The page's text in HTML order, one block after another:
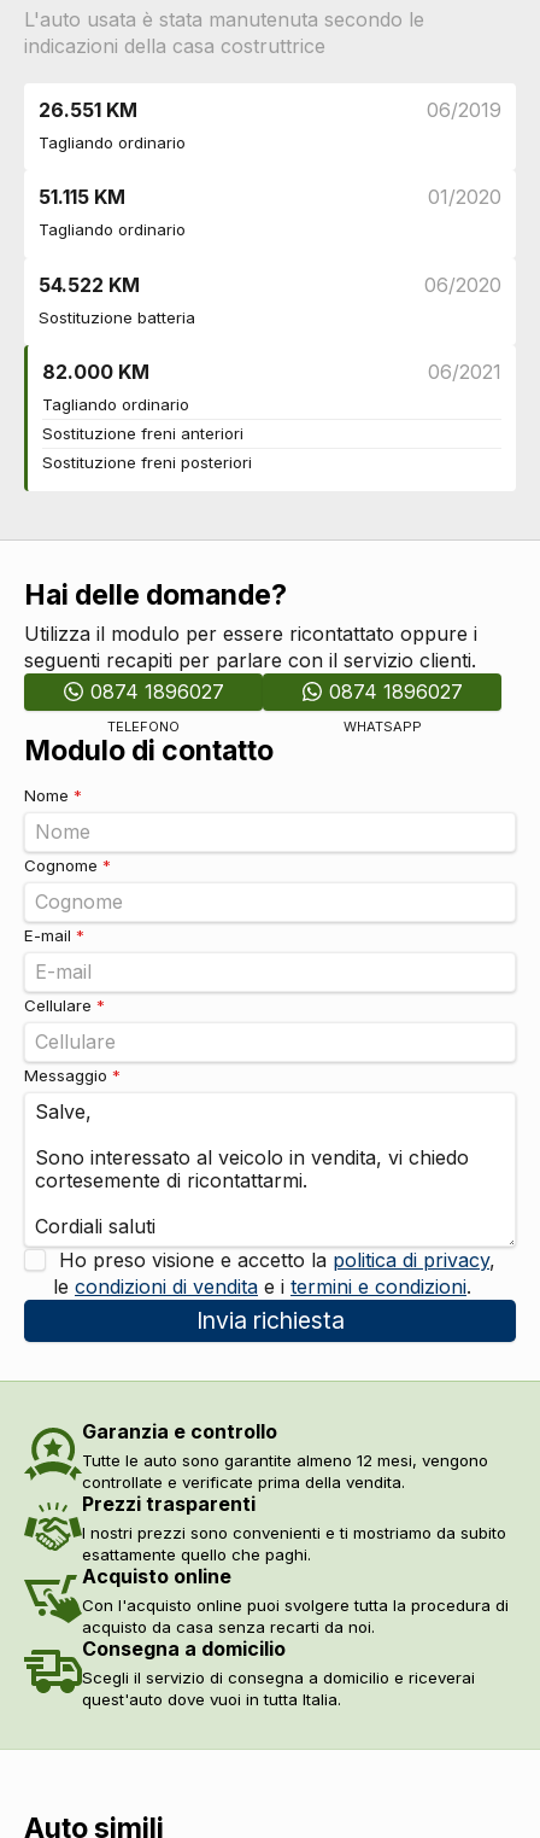
Specchietti retrovisori elettrici
Fari
Fari automatici
DI SERIE
Fari alogeni
Interni
Sicurezza
Abs
DI SERIE
DI SERIE
Controllo della stabilità
Indicatore pressione pneumatici
Retrovisore interno anabbagliante
Sistema di frenata anti collisione
Assistente per partenze in salita
Fissaggi isofix
Freni a disco autoventilanti
DI SERIE
Airbag ginocchia
DI SERIE
Airbag disinseribile
DI SERIE
Cinture di sicurezza
Riconoscimento segnali stradali
Freno a mano elettrico
Sistemi di assistenza
Telecamera posteriore
Sensore pioggia
Vetri
L'auto usata è stata manutenuta secondo le
indicazioni della casa costruttrice
26.551 KM 06/2019
Tagliando ordinario
51.115 KM 01/2020
Tagliando ordinario
54.522 KM 06/2020
Sostituzione batteria
82.000 KM 06/2021
Tagliando ordinario
Sostituzione freni anteriori
Sostituzione freni posteriori
Hai delle domande?
Utilizza il modulo per essere ricontattato oppure i
seguenti recapiti per parlare con il servizio clienti.
0874 1896027
TELEFONO
0874 1896027
WHATSAPP
Modulo di contatto
Nome *
Cognome *
E-mail *
Cellulare *
Messaggio *
Ho preso visione e accetto la politica di privacy,
le condizioni di vendita e i termini e condizioni.
Invia richiesta
Garanzia e controllo
Tutte le auto sono garantite almeno 12 mesi, vengono
controllate e verificate prima della vendita.
Prezzi trasparenti
I nostri prezzi sono convenienti e ti mostriamo da subito
esattamente quello che paghi.
Acquisto online
Con l'acquisto online puoi svolgere tutta la procedura di
acquisto da casa senza recarti da noi.
Consegna a domicilio
Scegli il servizio di consegna a domicilio e riceverai
quest'auto dove vuoi in tutta Italia.
Auto simili